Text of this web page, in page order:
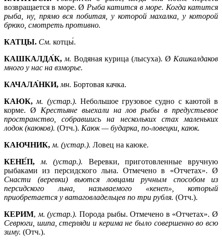
возвращается в море. Ø Рыба катится в море. Когда катится
рыба, ну, прямо вся побитая, у которой махалка, у которой
брюхо, смотреть противно.
КАТЦЫ. См. котцы́.
КАШКАЛДА́К, м. Водяная курица (лысуха). Ø Кашкалдаков
много у нас на взморье.
КАЧАЛА́НКИ, мн. Бортовая качка.
КАЮК, м. (устар.). Небольшое грузовое судно с каютой в
корме. Ø Крестьяне выехали на лов рыбы в предустьевое
пространство, собравшись на нескольких стах маленьких
лодок (каюков). (Отч.). Каюк — бударка, по-ловецки, каюк.
КАЮЧНИК, м. (устар.). Ловец на каюке.
КЕНЕ́П, м. (устар.). Веревки, приготовленные вручную
рыбаками из персидского льна. Отмечено в «Отчетах». Ø
Снасти (веревки) вьются ловцами ручным способом из
персидского льна, называемого «кенеп», который
приобретается у ватаговладельцев по три рубля. (Отч.).
КЕРИМ, м. (устар.). Порода рыбы. Отмечено в «Отчетах». Ø
Севрюги, шипа, стерляди и керима не было совершенно во всю
зиму. (Отч.).